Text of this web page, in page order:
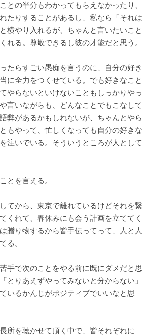
との半分もわかってもらえなかったり、
たりすることがあるし、私なら「それは
横やり入れるが、ちゃんと言いたいこと
れる。尊敬できるし彼の才能だと思う。
たらすごい愚痴を言うのに、自分の好き
に全力をつくせている。でも好きなこと
やらないといけないこともしっかりやっ
言いながらも、どんなことでもこなして
弊があるかもしれないが、ちゃんとやら
もやって、忙しくなっても自分の好きな
注いでいる。そういうところが人として
とを言える。
てから、東京で離れているけどそれを繋
くれて、春休みにも会う計画を立ててく
贈り物するから皆手伝ってって、人と人
る。
手で次のことをやる前に既にダメだと思
とりあえずやってみないと分からない」
いるかんじがポジティブでいいなと思
所を聴かせて頂く中で、皆それぞれに